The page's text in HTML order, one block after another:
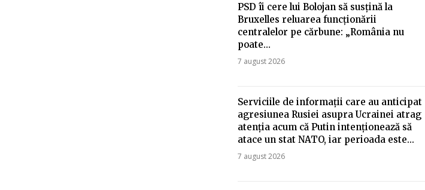
PSD îi cere lui Bolojan să susțină la
Bruxelles reluarea funcționării
centralelor pe cărbune: „România nu
poate…
7 august 2026
Serviciile de informații care au anticipat
agresiunea Rusiei asupra Ucrainei atrag
atenția acum că Putin intenționează să
atace un stat NATO, iar perioada este...
7 august 2026